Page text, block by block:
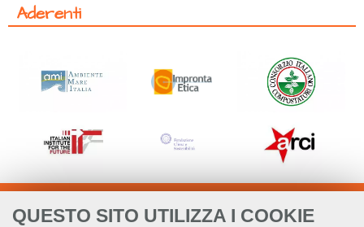
QUESTO SITO UTILIZZA I COOKIE
Aderenti